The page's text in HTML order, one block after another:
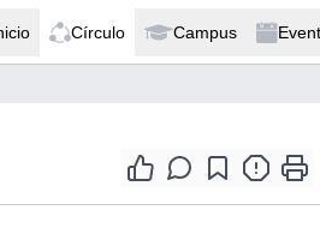
Círculo Campus